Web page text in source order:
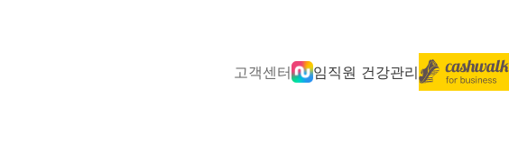
고객센터 임직원 건강관리